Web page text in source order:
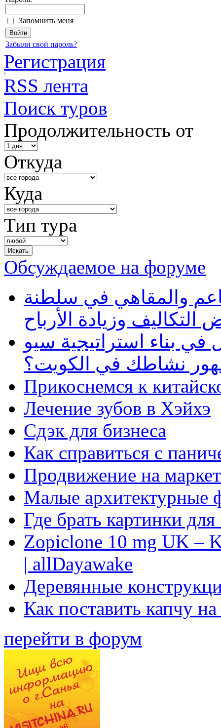
Запомнить меня
Забыли свой пароль?
Регистрация
RSS лента
Поиск туров
Продолжительность от
Откуда
Куда
Тип тура
Обсуждаемое на форуме
والمقاهي في سلطنة
وزيادة الأرباح
بناء استراتيجية سيو
نشاطك في الكويت؟
Прикоснемся к
Лечение зубов в Хэйхэ
Сдэк для бизнеса
Как справиться с
Продвижение на
Малые архитектурные
Где брать картинки
Zopiclone 10 mg UK –
| allDayawake
Деревянные
Как поставить капчу
перейти в форум